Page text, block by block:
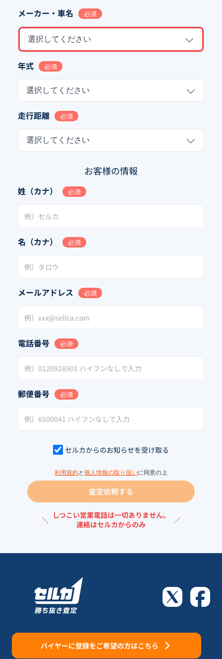
メーカー・車名 必須
選択してください
年式 必須
選択してください
走行距離 必須
選択してください
お客様の情報
姓（カナ） 必須
名（カナ） 必須
メールアドレス 必須
電話番号 必須
郵便番号 必須
セルカからのお知らせを受け取る
利用規約と 個人情報の取り扱いに同意の上
査定依頼する
＼ しつこい営業電話は一切ありません。
連絡はセルカからのみ
／
バイヤーに登録をご希望の方はこちら